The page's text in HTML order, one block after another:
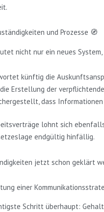
und Prozesse 🧭
nicht nur ein neues
künftig die
Erstellung der
dass
lohnt sich
endgültig hinfällig.
jetzt schon geklärt
einer
Schritt überhaupt: